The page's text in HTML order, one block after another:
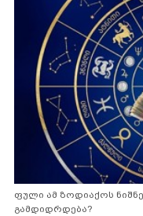
ფული ამ ზოდიაქოს
გამდიდრდება?